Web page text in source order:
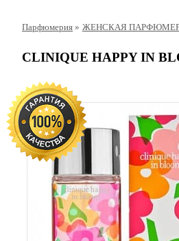
Парфюмерия » ЖЕНСКАЯ
CLINIQUE HAPPY IN